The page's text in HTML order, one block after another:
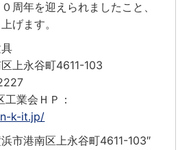
周年を迎えられましたこと、
げます。
上永谷町4611-103
業会ＨＰ：
k-it.jp/
市港南区上永谷町4611-103″